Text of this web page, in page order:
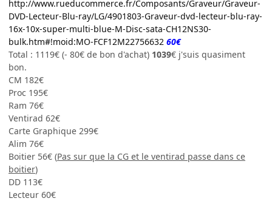
http://www.rueducommerce.fr/Composants/Graveur/Graveur-
DVD-Lecteur-Blu-ray/LG/4901803-Graveur-dvd-lecteur-blu-ray-
16x-10x-super-multi-blue-M-Disc-sata-CH12NS30-
bulk.htm#!moid:MO-FCF12M22756632 60€
Total : 1119€ (- 80€ de bon d'achat) 1039€ j'suis quasiment
bon.
CM 182€
Proc 195€
Ram 76€
Ventirad 62€
Carte Graphique 299€
Alim 76€
Boitier 56€ (Pas sur que la CG et le ventirad passe dans ce
boitier)
DD 113€
Lecteur 60€